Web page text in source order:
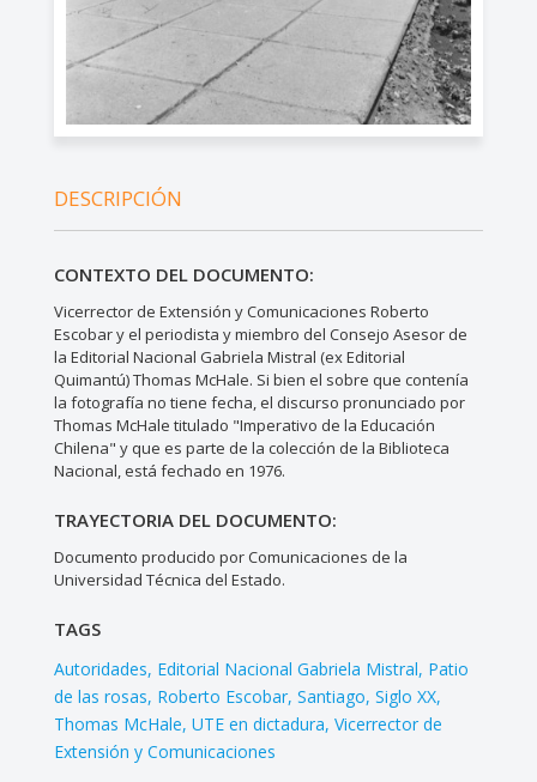
DESCRIPCIÓN
CONTEXTO DEL DOCUMENTO:
Vicerrector de Extensión y Comunicaciones Roberto
Escobar y el periodista y miembro del Consejo Asesor de
la Editorial Nacional Gabriela Mistral (ex Editorial
Quimantú) Thomas McHale. Si bien el sobre que contenía
la fotografía no tiene fecha, el discurso pronunciado por
Thomas McHale titulado "Imperativo de la Educación
Chilena" y que es parte de la colección de la Biblioteca
Nacional, está fechado en 1976.
TRAYECTORIA DEL DOCUMENTO:
Documento producido por Comunicaciones de la
Universidad Técnica del Estado.
TAGS
Autoridades Editorial Nacional Gabriela Mistral Patio
de las rosas Roberto Escobar Santiago Siglo XX
Thomas McHale UTE en dictadura Vicerrector de
Extensión y Comunicaciones